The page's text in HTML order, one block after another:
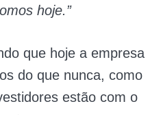
hoje.”
que hoje a empresa
do que nunca, como
estão com o